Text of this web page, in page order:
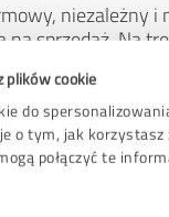
plików cookie
do
o tym, jak
połączyć te
niezależny
sprzedaż. Na